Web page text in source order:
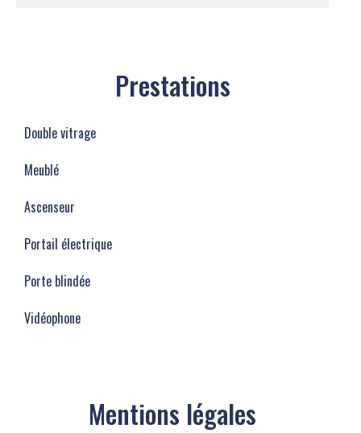
Prestations
Double vitrage
Meublé
Ascenseur
Portail électrique
Porte blindée
Vidéophone
Mentions légales